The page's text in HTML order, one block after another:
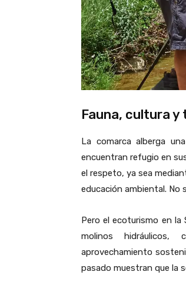
Fauna, cultura y
La comarca alberga
encuentran refugio en
el respeto, ya sea
educación ambiental. No
Pero el ecoturismo en
molinos hidráulicos,
aprovechamiento
pasado muestran que la